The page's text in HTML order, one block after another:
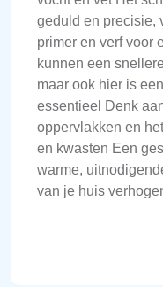
geduld en precisie,
primer en verf voor
kunnen een
maar ook hier is
essentieel Denk
oppervlakken en
en kwasten Een
warme,
van je huis